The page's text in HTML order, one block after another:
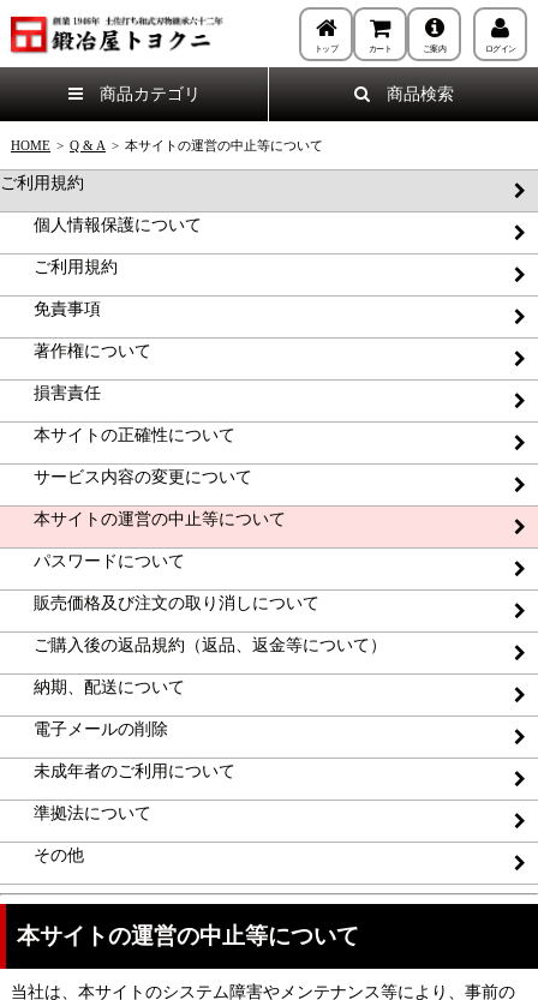
トップ カート ご案内 ログイン
商品カテゴリ 商品検索
HOME > Q & A > 本サイトの運営の中止等について
ご利用規約
個人情報保護について
ご利用規約
免責事項
著作権について
損害責任
本サイトの正確性について
サービス内容の変更について
本サイトの運営の中止等について
パスワードについて
販売価格及び注文の取り消しについて
ご購入後の返品規約（返品、返金等について）
納期、配送について
電子メールの削除
未成年者のご利用について
準拠法について
その他
本サイトの運営の中止等について
当社は、本サイトのシステム障害やメンテナンス等により、事前の